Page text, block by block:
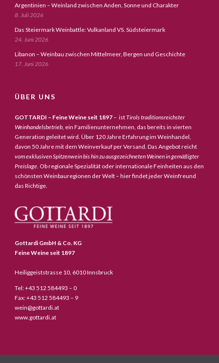
Argentinien – Weinland zwischen Anden, Sonne und Charakter
8. Juli 2026
Das Steiermark Weinbattle: Vulkanland VS. Südsteiermark
24. Juni 2026
Libanon – Weinbau zwischen Mittelmeer, Bergen und Geschichte
17. Juni 2026
ÜBER UNS
GOTTARDI – Feine Weine seit 1897 – istTirols traditionsreichster
Weinhandelsbetrieb, ein Familienunternehmen, das bereits in vierten
Generation geleitet wird. Über 120 Jahre Erfahrung im Weinhandel,
davon 50 Jahre mit dem Weinverkauf per Versand. Das Angebot reicht
vom exklusiven Spitzenwein bis hin zu ausgezeichneten Weinen in gemäßigter
Preislage. Ob regionale Spezialität oder internationale Feinheiten aus den
schönsten Weinbauregionen der Welt – hier findet jeder Weinfreund
das Richtige.
Gottardi GmbH & Co. KG
Feine Weine seit 1897
Heiliggeiststrasse 10, 6010 Innsbruck
Tel: +43 512 584493 – 0
Fax: +43 512 584493 – 9
wein@gottardi.at
www.gottardi.at